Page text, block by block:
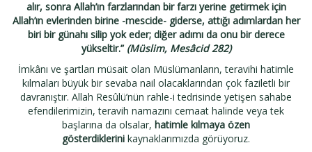
alır, sonra Allah’ın farzlarından bir farzı yerine getirmek için
Allah’ın evlerinden birine -mescide- giderse, attığı adımlardan her
biri bir günahı silip yok eder; diğer adımı da onu bir derece
yükseltir.” (Müslim, Mesâcid 282)
İmkânı ve şartları müsait olan Müslümanların, teravihi hatimle
kılmaları büyük bir sevaba nail olacaklarından çok faziletli bir
davranıştır. Allah Resûlü’nün rahle-i tedrisinde yetişen sahabe
efendilerimizin, teravih namazını cemaat halinde veya tek
başlarına da olsalar, hatimle kılmaya özen
gösterdiklerini kaynaklarımızda görüyoruz.